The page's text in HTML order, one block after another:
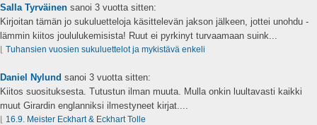
Salla Tyrväinen sanoi 3 vuotta sitten:
Kirjoitan tämän jo sukuluetteloja käsittelevän jakson jälkeen, jottei unohdu -
lämmin kiitos joululukemisista! Ruut ei pyrkinyt turvaamaan suink...
Tuhansien vuosien sukuluettelot ja mykistävä enkeli
Daniel Nylund sanoi 3 vuotta sitten:
Kiitos suosituksesta. Tutustun ilman muuta. Mulla onkin luultavasti kaikki
muut Girardin englanniksi ilmestyneet kirjat....
16.9. Meister Eckhart & Eckhart Tolle